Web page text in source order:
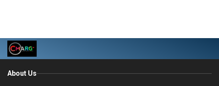
About Us